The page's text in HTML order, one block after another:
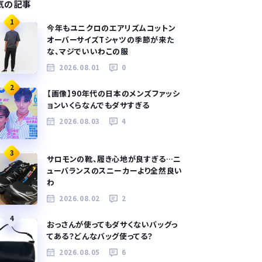
の記事
1
今年もユニクロのエアリズムコットン
オーバーサイズTシャツの季節が来た
な、マジでいいわこの服
2026.08.01 0
2
【画像】90年代の日本のメンズファッシ
ョンいくらなんでもダサすぎる
2026.08.03 4
3
サロモンの靴、履き心地が良すぎる…ニ
ューバランスのスニーカーより全然良い
わ
2026.08.02 2
4
おっさんが使ってもダサくないバッグっ
てある？どんなバッグ使ってる？
2026.08.05 6